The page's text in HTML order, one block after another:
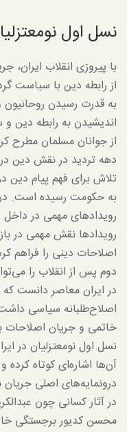
نسل اول نومعتزلیان ۱۳۵۷-
با پیروزی انقلاب ایران،
از رابطه دین با سیاست
به قدرت رسیدن روحانیون
اندیشیدن به رابطه دین
از جوانان مسلمان مطرح
دهه تردید در نقش دین
تلاش برای فهم پیام
به حکومت رسیده است.
رویدادهای مهمی در داخل
رویدادها نقش مهمی در
اصلاحات دینی را فراهم
دوم پس از انقلاب را
در ایران معاصر دانست
اصلاح‌طلبانه سیاسی
خاتمی و جریان اصلاحات
نسل اول نومعتزلیان در
آن‌ها اشاره‌ای کوتاه
درونمایه‌های اصلی
در آثار کسانی چون
محسن کدیور برجستگی